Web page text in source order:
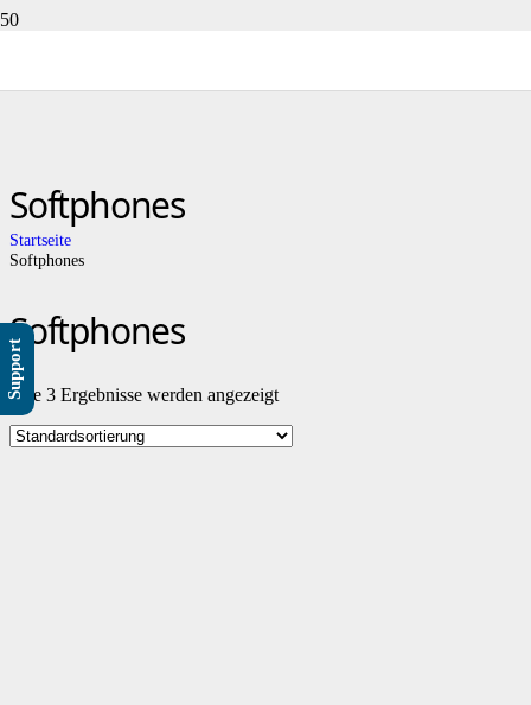
Softphones
Startseite
Softphones
Softphones
Alle 3 Ergebnisse werden angezeigt
Support